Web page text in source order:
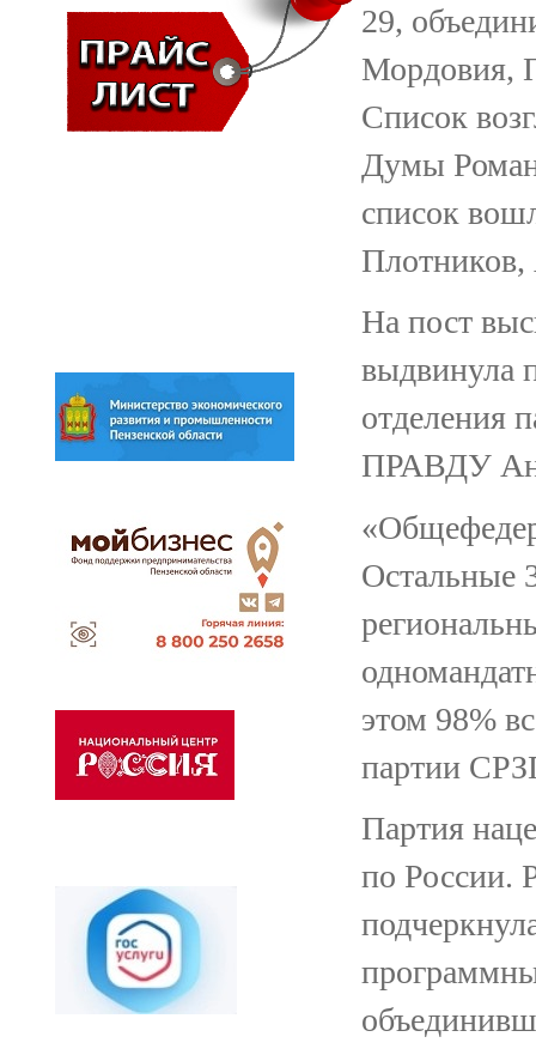
29,
Мордовия,
Список
Думы
список
На пост
выдвинула
ПРАВДУ
Остальные
этом 98%
партии
Партия
по России.